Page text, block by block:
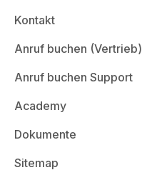
Kontakt
Anruf buchen (Vertrieb)
Anruf buchen Support
Academy
Dokumente
Sitemap